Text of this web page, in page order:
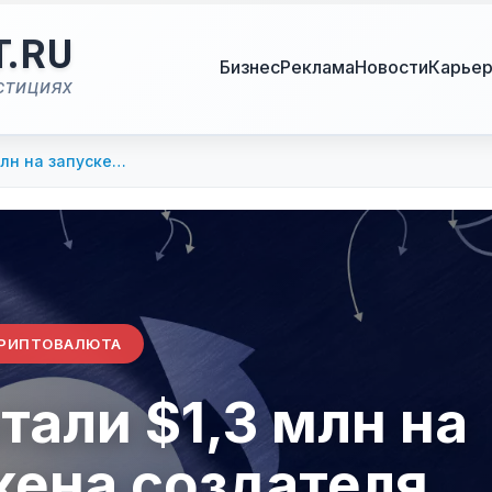
БизнесРекламаНовости
на запуске…
$1,3 млн на